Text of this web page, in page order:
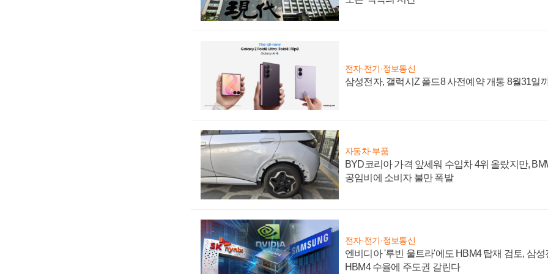
전자·전기·정보통신
삼성전자, 갤럭시Z 폴드8 사전예약 개통 8월31일
자동차·부품
BYD코리아 가격 앞세워 수입차 4위 올랐지만,
공임비에 소비자 불만 폭발
전자·전기·정보통신
엔비디아 '루빈 울트라'에도 HBM4 탑재 검토, 삼성
HBM4 수율에 주도권 갈린다